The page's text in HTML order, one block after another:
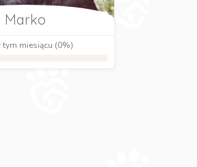
Marko
miesiącu (0%)